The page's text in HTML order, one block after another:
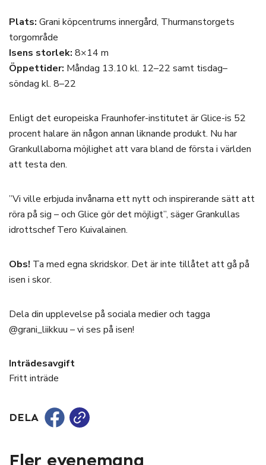
Plats: Grani köpcentrums innergård, Thurmanstorgets
torgområde
Isens storlek: 8×14 m
Öppettider: Måndag 13.10 kl. 12–22 samt tisdag–
söndag kl. 8–22
Enligt det europeiska Fraunhofer-institutet är Glice-is 52
procent halare än någon annan liknande produkt. Nu har
Grankullaborna möjlighet att vara bland de första i världen
att testa den.
”Vi ville erbjuda invånarna ett nytt och inspirerande sätt att
röra på sig – och Glice gör det möjligt”, säger Grankullas
idrottschef Tero Kuivalainen.
Obs! Ta med egna skridskor. Det är inte tillåtet att gå på
isen i skor.
Dela din upplevelse på sociala medier och tagga
@grani_liikkuu – vi ses på isen!
Inträdesavgift
Fritt inträde
DELA
Fler evenemang